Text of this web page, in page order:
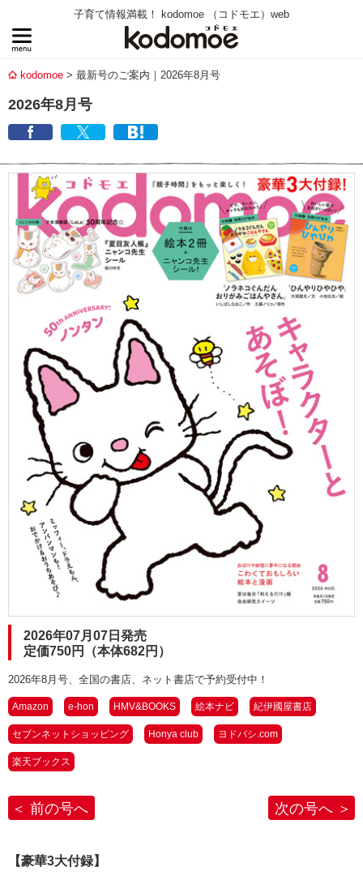
子育て情報満載！ kodomoe （コドモエ）web
kodomoe 最新号のご案内｜2026年8月号
2026年8月号
2026年07月07日発売
定価750円（本体682円）
2026年8月号、全国の書店、ネット書店で予約受付中！
Amazon e-hon HMV&BOOKS 絵本ナビ 紀伊國屋書店
セブンネットショッピング Honya club ヨドバシ.com
楽天ブックス
次の号へ
前の号へ
【豪華3大付録】